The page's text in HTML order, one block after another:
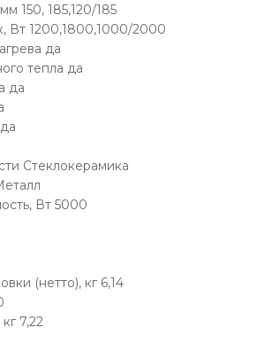
150, 185,120/185
Вт 1200,1800,1000/2000
да
тепла да
да
Стеклокерамика
Вт 5000
(нетто), кг 6,14
7,22